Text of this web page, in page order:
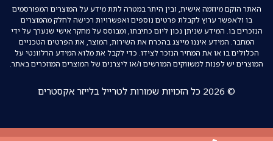
האתר הוקם מיוזמה אישית, ובין היתר במטרה לתת מידע על המוצרים המפורסמים
בו ולאפשר ערוץ לקבלת פרטים נוספים ואפשרויות רכישה לחלק מהמוצרים
הנזכרים בו. המידע שניתן נכון ליום כתיבתו, ומבוסס על מחקר אישי שנערך על ידי
המחבר. המידע איננו מייצג בהכרח את השירות, המוצר, את הפרטים הטכניים
הכלולים בו או את המחיר הנזכר לצידו. כדי לקבל את מלוא המידע הרלוונטי על
המוצרים יש לפנות למשווקים המורשים ו/או ליצרנים של המוצרים המוזכרים באתר.
© 2026 כל הזכויות שמורות לטרייל בלייזר אקסטרים